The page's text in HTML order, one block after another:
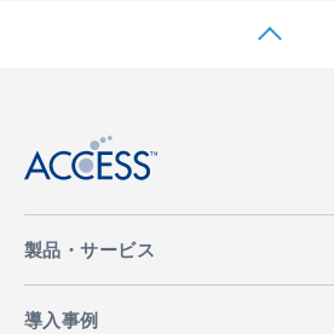
製品・サービス
導入事例